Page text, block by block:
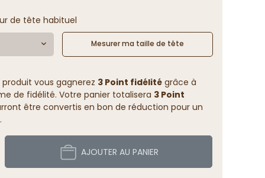
de tête habituel
Mesurer ma taille de tête
vous gagnerez 3 Point fidélitégrâce à
de fidélité. Votre panier totalisera 3 Point
être convertis en bon de réduction pour un
AJOUTER AU PANIER